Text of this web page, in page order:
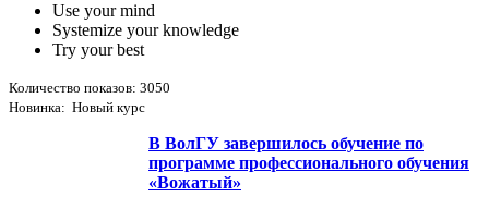
Use your mind
Systemize your knowledge
Try your best
Количество показов: 3050
Новинка: Новый курс
В ВолГУ завершилось обучение по
программе профессионального обучения
«Вожатый»